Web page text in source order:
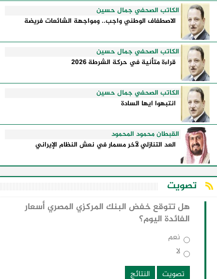
الكاتب الصحفي جمال حسين
الاصطفاف الوطني واجب.. ومواجهة الشائعات فريضة
الكاتب الصحفي جمال حسين
قراءة متأنية في حركة الشرطة 2026
الكاتب الصحفي جمال حسين
انتبهوا ايها السادة
القبطان محمود المحمود
العد التنازلي لآخر مسمار في نعش النظام الإيراني
تصويت
هل تتوقع خفض البنك المركزي المصري أسعار
الفائدة اليوم؟
نعم
لا
تصويت
النتائج